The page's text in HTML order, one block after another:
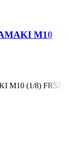
M10
(1/8) FR528B